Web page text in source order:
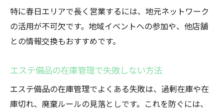
特に春日エリアで長く営業するには、地元ネットワーク
の活用が不可欠です。地域イベントへの参加や、他店舗
との情報交換もおすすめです。
エステ備品の在庫管理で失敗しない方法
エステ備品の在庫管理でよくある失敗は、過剰在庫や在
庫切れ、廃棄ルールの見落としです。これを防ぐには、